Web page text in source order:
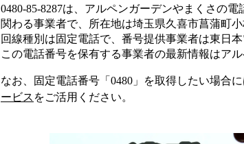
0480-85-8287は、 アルペンガーデンやまくさの電
関わる事業者で、所在地は埼玉県久喜市菖蒲町小
回線種別は固定電話で、番号提供事業者は東日
この電話番号を保有する事業者の最新情報はア
なお、固定電話番号「 0480 」を取得したい場合に
ービス をご活用ください。